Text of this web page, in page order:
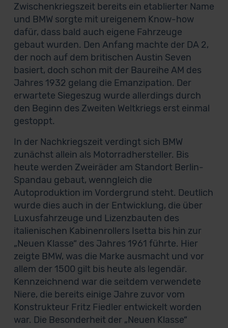
Zwischenkriegszeit bereits ein etablierter Name
und BMW sorgte mit ureigenem Know-how
dafür, dass bald auch eigene Fahrzeuge
gebaut wurden. Den Anfang machte der DA 2,
der noch auf dem britischen Austin Seven
basiert, doch schon mit der Baureihe AM des
Jahres 1932 gelang die Emanzipation. Der
erwartete Siegeszug wurde allerdings durch
den Beginn des Zweiten Weltkriegs erst einmal
gestoppt.
In der Nachkriegszeit verdingt sich BMW
zunächst allein als Motorradhersteller. Bis
heute werden Zweiräder am Standort Berlin-
Spandau gebaut, wenngleich die
Autoproduktion im Vordergrund steht. Deutlich
wurde dies auch in der Entwicklung, die über
Luxusfahrzeuge und Lizenzbauten des
italienischen Kabinenrollers Isetta bis hin zur
„Neuen Klasse“ des Jahres 1961 führte. Hier
zeigte BMW, was die Marke ausmacht und vor
allem der 1500 gilt bis heute als legendär.
Kennzeichnend war die seitdem verwendete
Niere, die bereits einige Jahre zuvor vom
Konstrukteur Fritz Fiedler entwickelt worden
war. Die Besonderheit der „Neuen Klasse“